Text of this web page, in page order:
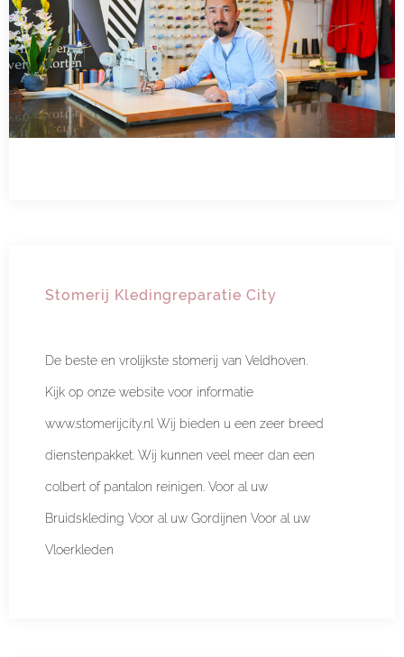
Stomerij Kledingreparatie City
De beste en vrolijkste stomerij van Veldhoven.
Kijk op onze website voor informatie
www.stomerijcity.nl Wij bieden u een zeer breed
dienstenpakket. Wij kunnen veel meer dan een
colbert of pantalon reinigen. Voor al uw
Bruidskleding Voor al uw Gordijnen Voor al uw
Vloerkleden